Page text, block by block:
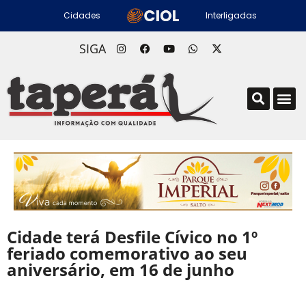
Cidades Interligadas
SIGA
Cidade terá Desfile Cívico no 1º
feriado comemorativo ao seu
aniversário, em 16 de junho